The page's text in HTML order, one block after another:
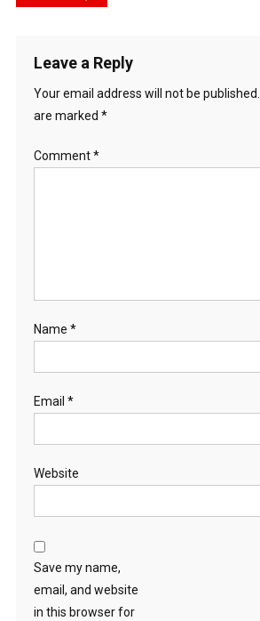
Leave a Reply
Your email address will not be published.
are marked *
Comment*
Name *
Email *
Website
Save my name,
email, and website
in this browser for